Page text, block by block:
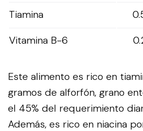
Tiamina
Vitamina B-6
Este alimento es rico en
gramos de alforfón, grano
el 45% del requerimiento
Además, es rico en niacina